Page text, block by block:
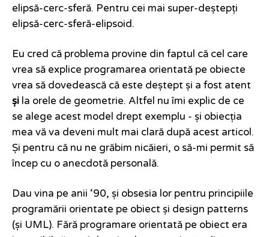
elipsă-cerc-sferă. Pentru cei mai super-deștepți
elipsă-cerc-sferă-elipsoid.
Eu cred că problema provine din faptul că cel care
vrea să explice programarea orientată pe obiecte
vrea să dovedească că este deștept și a fost atent
și la orele de geometrie. Altfel nu îmi explic de ce
se alege acest model drept exemplu - și obiecția
mea vă va deveni mult mai clară după acest articol.
Și pentru că nu ne grăbim nicăieri, o să-mi permit să
încep cu o anecdotă personală.
Dau vina pe anii ‘90, și obsesia lor pentru principiile
programării orientate pe obiect și design patterns
(și UML). Fără programare orientată pe obiect era